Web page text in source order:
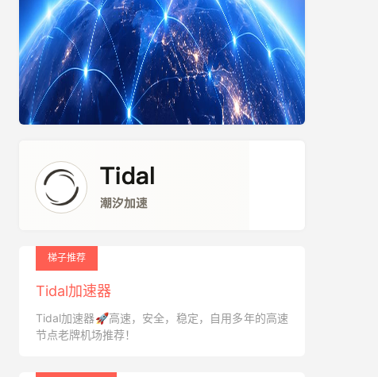
梯子推荐
Tidal加速器
Tidal加速器🚀高速，安全，稳定，自用多年的高速
节点老牌机场推荐！